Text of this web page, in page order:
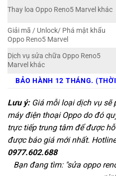
Thay loa Oppo Reno5 Marvel khác
Giải mã / Unlock/ Phá mật khẩu
Oppo Reno5 Marvel
Dịch vụ sửa chữa Oppo Reno5
Marvel khác
BẢO HÀNH 12 THÁNG.
Lưu ý:Giá mỗi loại dịch vụ sẽ
máy điện thoại Oppo do đó
trực tiếp trung tâm để được
được báo giá mới nhất.
0977.602.688
Bạn đang tìm: "sửa oppo